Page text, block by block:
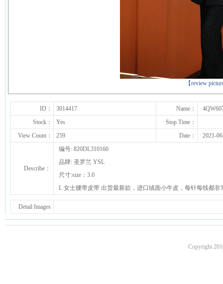
【review
下一张
ID： 3014417 Name：
Stock：
Yes
Stop Time：
View Count：
259 Date： 2021-
Describe：
编号: 820DL310160
品牌: 圣罗兰 YSL
尺寸:size：3.0
L 女士腰带皮带 出货最新款，进口绒面小牛皮，每针每线都
Detail Images
Copyright